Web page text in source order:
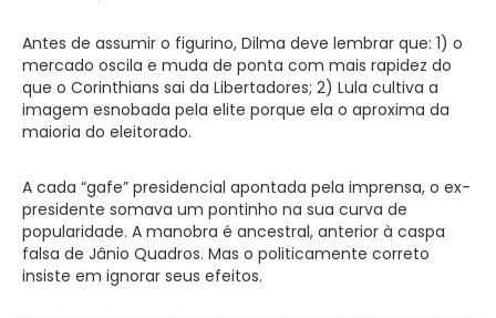
Antes de assumir o figurino, Dilma deve lembrar que: 1) o
mercado oscila e muda de ponta com mais rapidez do
que o Corinthians sai da Libertadores; 2) Lula cultiva a
imagem esnobada pela elite porque ela o aproxima da
maioria do eleitorado.
A cada “gafe” presidencial apontada pela imprensa, o ex-
presidente somava um pontinho na sua curva de
popularidade. A manobra é ancestral, anterior à caspa
falsa de Jânio Quadros. Mas o politicamente correto
insiste em ignorar seus efeitos.